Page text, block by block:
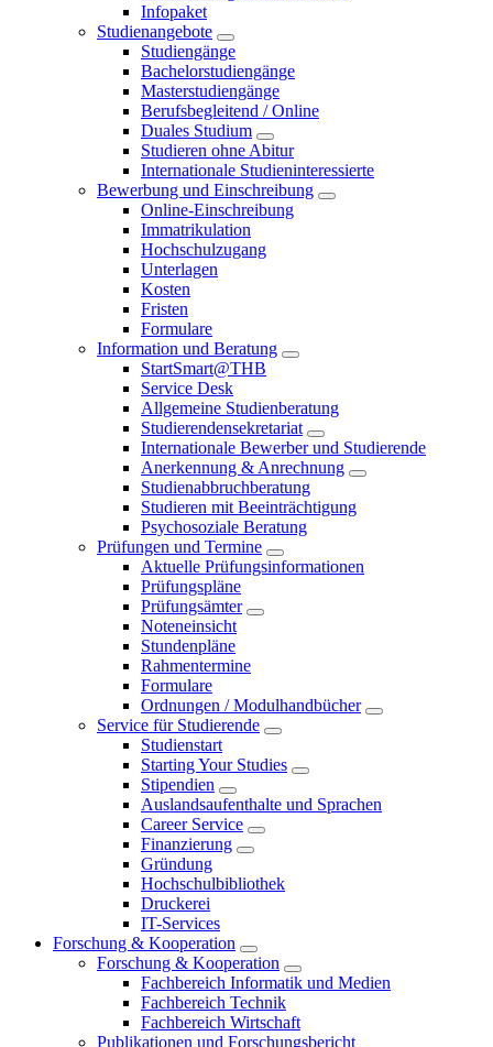
Infopaket
Studienangebote
Studiengänge
Bachelorstudiengänge
Masterstudiengänge
Berufsbegleitend / Online
Duales Studium
Studieren ohne Abitur
Internationale Studieninteressierte
Bewerbung und Einschreibung
Online-Einschreibung
Immatrikulation
Hochschulzugang
Unterlagen
Kosten
Fristen
Formulare
Information und Beratung
StartSmart@THB
Service Desk
Allgemeine Studienberatung
Studierendensekretariat
Internationale Bewerber und Studierende
Anerkennung & Anrechnung
Studienabbruchberatung
Studieren mit Beeinträchtigung
Psychosoziale Beratung
Prüfungen und Termine
Aktuelle Prüfungsinformationen
Prüfungspläne
Prüfungsämter
Noteneinsicht
Stundenpläne
Rahmentermine
Formulare
Ordnungen / Modulhandbücher
Service für Studierende
Studienstart
Starting Your Studies
Stipendien
Auslandsaufenthalte und Sprachen
Career Service
Finanzierung
Gründung
Hochschulbibliothek
Druckerei
IT-Services
Forschung & Kooperation
Forschung & Kooperation
Fachbereich Informatik und Medien
Fachbereich Technik
Fachbereich Wirtschaft
Publikationen und Forschungsbericht